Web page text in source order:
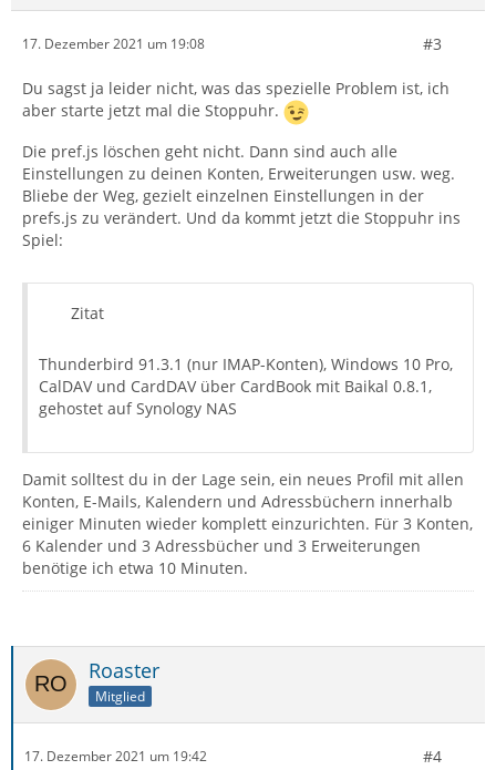
17. Dezember 2021 um 19:08 #3
Du sagst ja leider nicht, was das spezielle Problem ist, ich
aber starte jetzt mal die Stoppuhr.
Die pref.js löschen geht nicht. Dann sind auch alle
Einstellungen zu deinen Konten, Erweiterungen usw. weg.
Bliebe der Weg, gezielt einzelnen Einstellungen in der
prefs.js zu verändert. Und da kommt jetzt die Stoppuhr ins
Spiel:
Zitat
Thunderbird 91.3.1 (nur IMAP-Konten), Windows 10 Pro,
CalDAV und CardDAV über CardBook mit Baikal 0.8.1,
gehostet auf Synology NAS
Damit solltest du in der Lage sein, ein neues Profil mit allen
Konten, E-Mails, Kalendern und Adressbüchern innerhalb
einiger Minuten wieder komplett einzurichten. Für 3 Konten,
6 Kalender und 3 Adressbücher und 3 Erweiterungen
benötige ich etwa 10 Minuten.
Roaster
Mitglied
17. Dezember 2021 um 19:42 #4